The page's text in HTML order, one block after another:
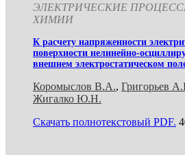
ЭЛЕКТРИЧЕСКИЕ
ХИМИИ
К расчету напряженности
поверхности нелинейно-
внешнем электростатическом
Коромыслов В.А., Григорьев
Жигалко Ю.Н.
Скачать полнотекстовый PDF.